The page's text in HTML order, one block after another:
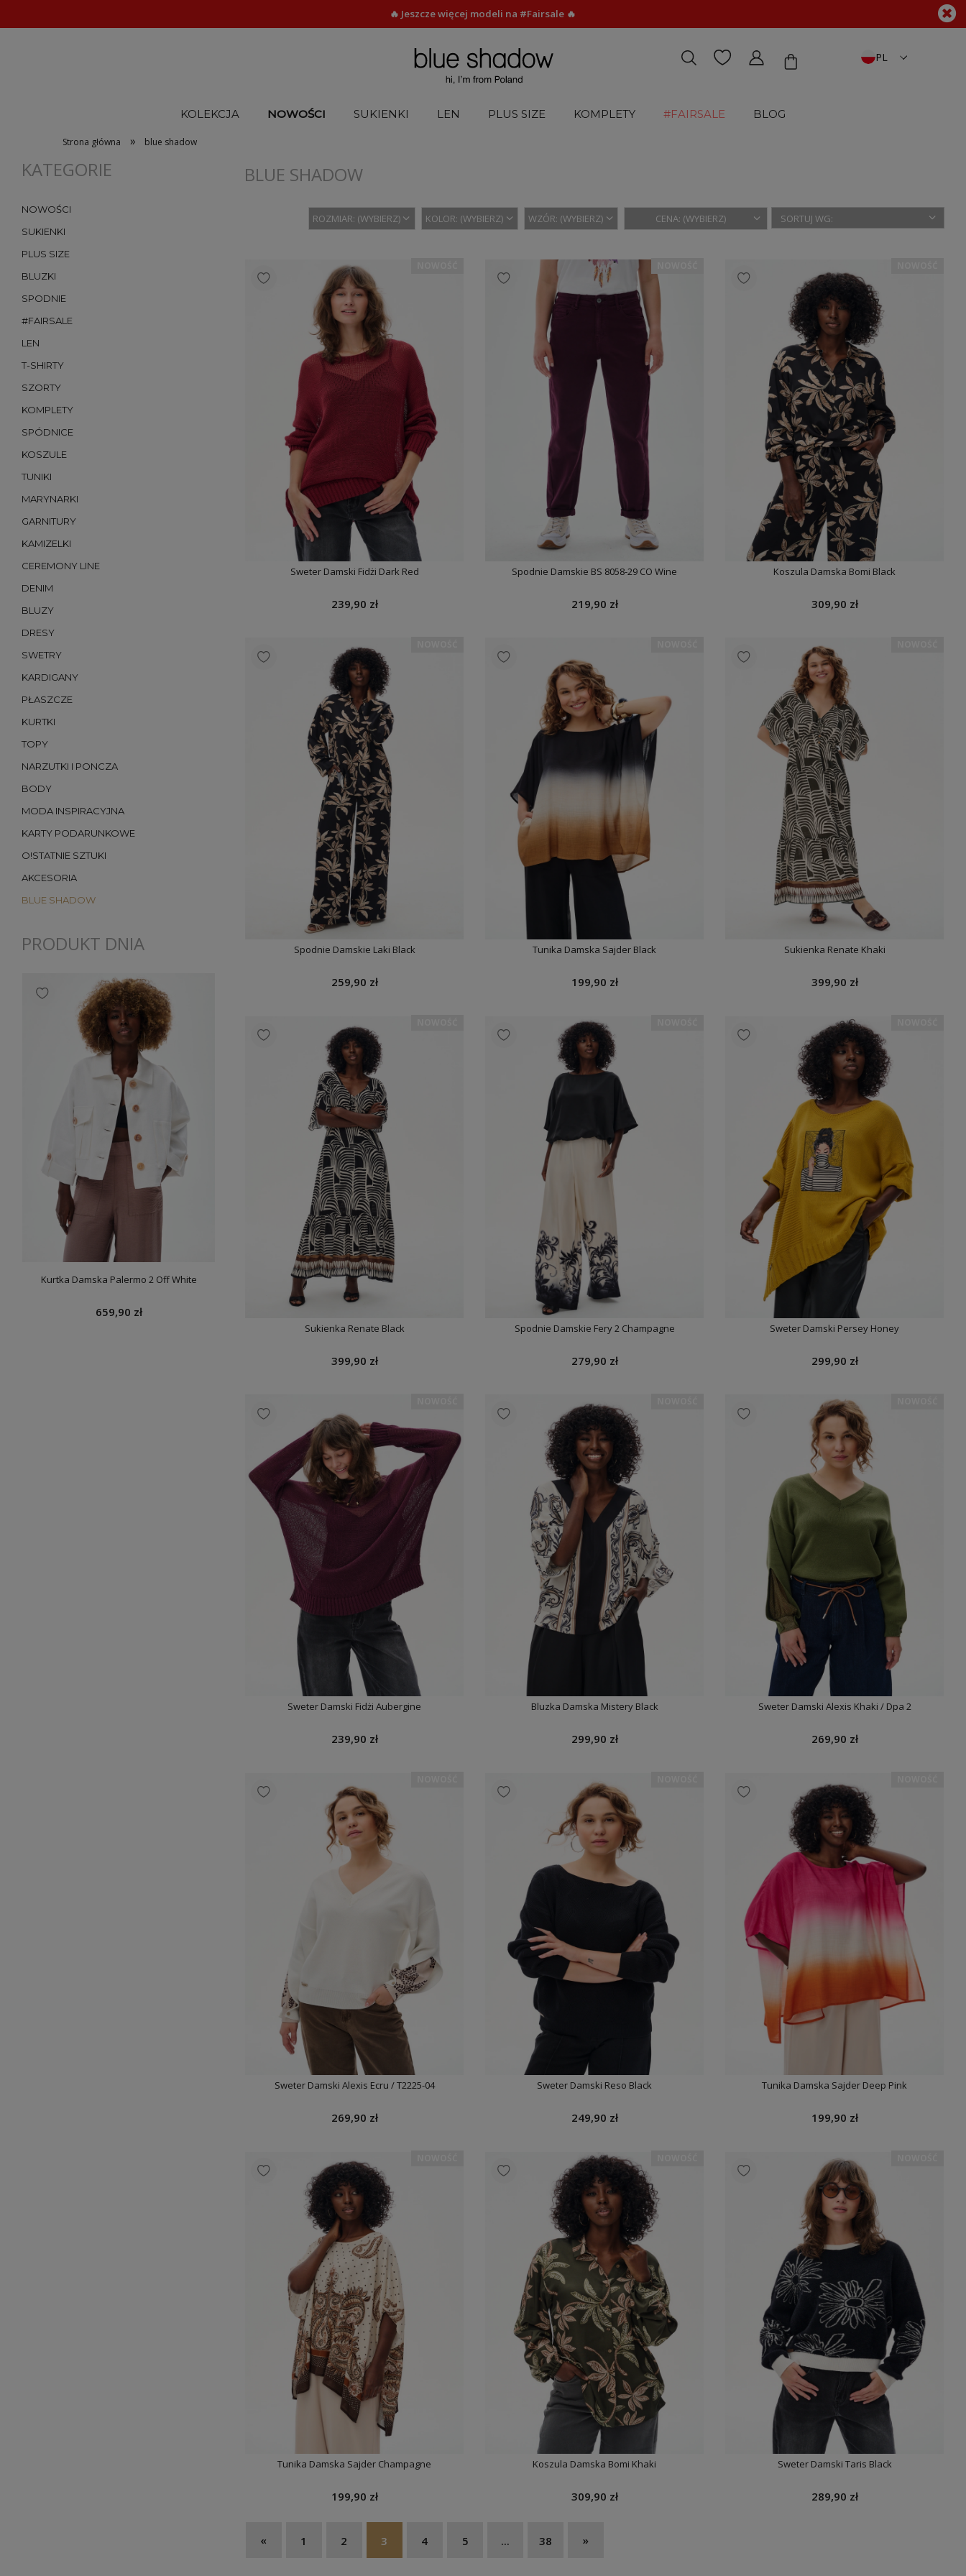
🔥 Jeszcze więcej modeli na #Fairsale 🔥
PL
KOLEKCJA NOWOŚCI SUKIENKI LEN PLUS SIZE KOMPLETY #FAIRSALE BLOG
Strona główna » blue shadow
KATEGORIE
NOWOŚCI
SUKIENKI
PLUS SIZE
BLUZKI
SPODNIE
#FAIRSALE
LEN
T-SHIRTY
SZORTY
KOMPLETY
SPÓDNICE
KOSZULE
TUNIKI
MARYNARKI
GARNITURY
KAMIZELKI
CEREMONY LINE
DENIM
BLUZY
DRESY
SWETRY
KARDIGANY
PŁASZCZE
KURTKI
TOPY
NARZUTKI I PONCZA
BODY
MODA INSPIRACYJNA
KARTY PODARUNKOWE
O!STATNIE SZTUKI
AKCESORIA
BLUE SHADOW
PRODUKT DNIA
Kurtka Damska Palermo 2 Off White
659,90 zł
Koszula Damska Bomi Khaki
309,90 zł
Koszula Damska Sandro Brown
289,90 zł
Spódnica Kira Light Turqoise
289,90 zł
BLUE SHADOW
ROZMIAR: (WYBIERZ) KOLOR: (WYBIERZ) WZÓR: (WYBIERZ) CENA: (WYBIERZ)
Sweter Damski Fidżi Dark Red
239,90 zł
Spodnie Damskie BS 8058-29 CO Wine
219,90 zł
Koszula Damska Bomi Black
309,90 zł
Spodnie Damskie Laki Black
259,90 zł
Tunika Damska Sajder Black
199,90 zł
Sukienka Renate Khaki
399,90 zł
Sukienka Renate Black
399,90 zł
Spodnie Damskie Fery 2 Champagne
279,90 zł
Sweter Damski Persey Honey
299,90 zł
Sweter Damski Fidżi Aubergine
239,90 zł
Bluzka Damska Mistery Black
299,90 zł
Sweter Damski Alexis Khaki / Dpa 2
269,90 zł
Sweter Damski Alexis Ecru / T2225-04
269,90 zł
Sweter Damski Reso Black
249,90 zł
Tunika Damska Sajder Deep Pink
199,90 zł
Tunika Damska Sajder Champagne
199,90 zł
Koszula Damska Bomi Khaki
309,90 zł
Sweter Damski Taris Black
289,90 zł
« 1 2 3 4 5 ... 38 »